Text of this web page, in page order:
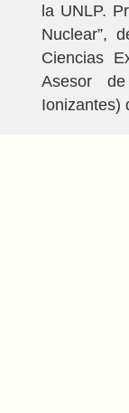
la UNLP.
Nuclear”,
Ciencias
Asesor
Ionizantes)